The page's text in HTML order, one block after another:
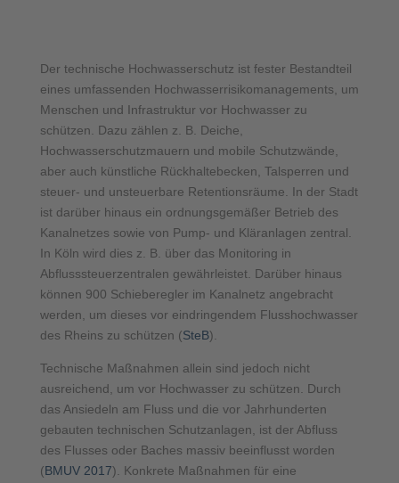
Der technische Hochwasserschutz ist fester Bestandteil
eines umfassenden Hochwasserrisikomanagements, um
Menschen und Infrastruktur vor Hochwasser zu
schützen. Dazu zählen z. B. Deiche,
Hochwasserschutzmauern und mobile Schutzwände,
aber auch künstliche Rückhaltebecken, Talsperren und
steuer- und unsteuerbare Retentionsräume. In der Stadt
ist darüber hinaus ein ordnungsgemäßer Betrieb des
Kanalnetzes sowie von Pump- und Kläranlagen zentral.
In Köln wird dies z. B. über das Monitoring in
Abflusssteuerzentralen gewährleistet. Darüber hinaus
können 900 Schieberegler im Kanalnetz angebracht
werden, um dieses vor eindringendem Flusshochwasser
des Rheins zu schützen (SteB).
Technische Maßnahmen allein sind jedoch nicht
ausreichend, um vor Hochwasser zu schützen. Durch
das Ansiedeln am Fluss und die vor Jahrhunderten
gebauten technischen Schutzanlagen, ist der Abfluss
des Flusses oder Baches massiv beeinflusst worden
(BMUV 2017). Konkrete Maßnahmen für eine